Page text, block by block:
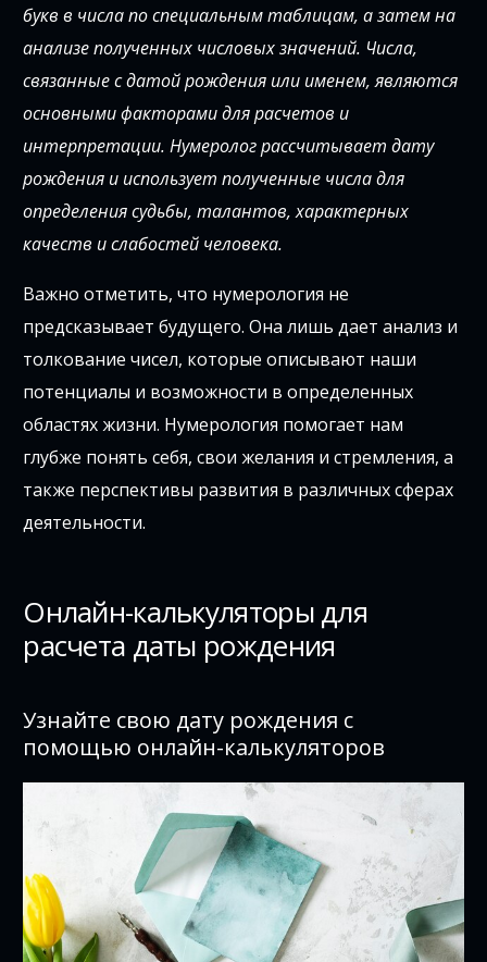
букв в числа по специальным таблицам, а затем на
анализе полученных числовых значений. Числа,
связанные с датой рождения или именем, являются
основными факторами для расчетов и
интерпретации. Нумеролог рассчитывает дату
рождения и использует полученные числа для
определения судьбы, талантов, характерных
качеств и слабостей человека.
Важно отметить, что нумерология не
предсказывает будущего. Она лишь дает анализ и
толкование чисел, которые описывают наши
потенциалы и возможности в определенных
областях жизни. Нумерология помогает нам
глубже понять себя, свои желания и стремления, а
также перспективы развития в различных сферах
деятельности.
Онлайн-калькуляторы для
расчета даты рождения
Узнайте свою дату рождения с
помощью онлайн-калькуляторов